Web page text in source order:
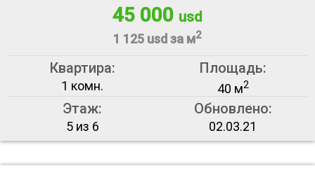
45 000 usd
1 125 usd за м2
Квартира:
1 комн.
Площадь:
40 м2
Этаж:
5 из 6
Обновлено:
02.03.21